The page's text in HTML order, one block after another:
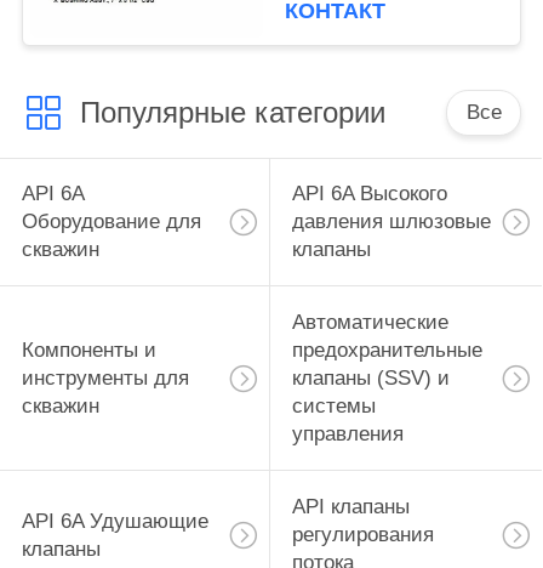
КОНТАКТ
Популярные категории Все
API 6A
Оборудование для
скважин
API 6A Высокого
давления шлюзовые
клапаны
Компоненты и
инструменты для
скважин
Автоматические
предохранительные
клапаны (SSV) и
системы
управления
API 6A Удушающие
клапаны
API клапаны
регулирования
потока